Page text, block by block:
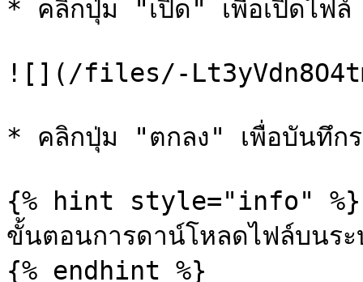
* คลิกปุ่ม "เปิด" เพื่อเปิดไฟล์
![](/files/-
* คลิกปุ่ม "ตกลง" เพื่อบันทึกร
{% hint style="info" %}
ขั้นตอนการดาน์โหลดไฟล์บนร